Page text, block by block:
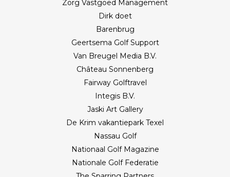
Zorg Vastgoed Management
Dirk doet
Barenbrug
Geertsema Golf Support
Van Breugel Media B.V.
Château Sonnenberg
Fairway Golftravel
Integis B.V.
Jaski Art Gallery
De Krim vakantiepark Texel
Nassau Golf
Nationaal Golf Magazine
Nationale Golf Federatie